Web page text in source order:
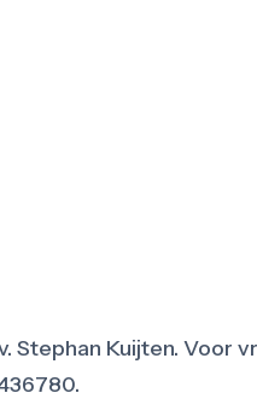
Stephan Kuijten. Voor